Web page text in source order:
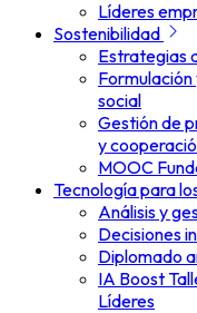
Líderes
Sostenibilidad
Estrategias
social
Gestión de
y
MOOC
Tecnología para
Análisis y
Decisiones
Diplomado
IA Boost
Líderes